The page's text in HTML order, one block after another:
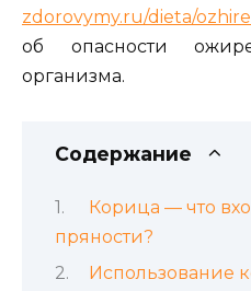
zdorovymy.ru/dieta/
об опасности
организма.
Содержание
Корица — что
пряности?
Использование